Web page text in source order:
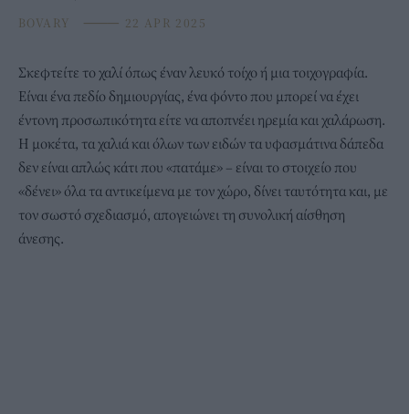
BOVARY ⸻ 22 APR 2025
Σκεφτείτε τοχαλί όπως έναν λευκό τοίχο ή μια τοιχογραφία.
Είναι ένα πεδίο δημιουργίας, ένα φόντο που μπορεί να έχει
έντονη προσωπικότητα είτε να αποπνέει ηρεμία και χαλάρωση.
Η μοκέτα, τα χαλιά και όλων των ειδών τα υφασμάτινα δάπεδα
δεν είναι απλώς κάτι που «πατάμε» – είναι το στοιχείο που
«δένει» όλα τα αντικείμενα με τον χώρο, δίνει ταυτότητα και, με
τον σωστό σχεδιασμό, απογειώνει τη συνολική αίσθηση
άνεσης.